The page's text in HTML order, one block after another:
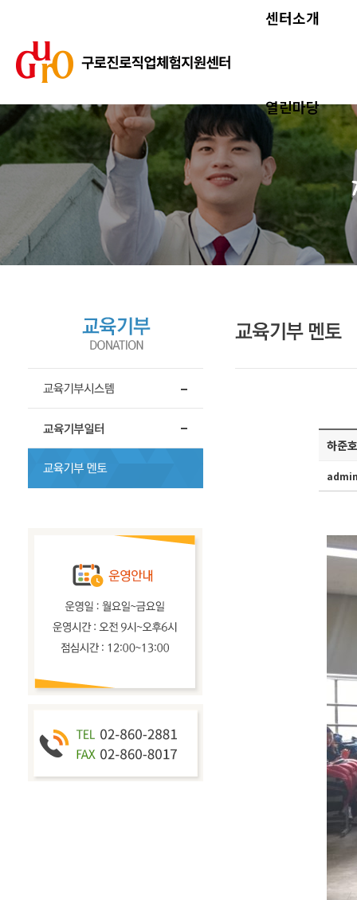
센터소개
열린마당
하준